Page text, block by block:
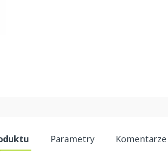
Parametry Komentarze